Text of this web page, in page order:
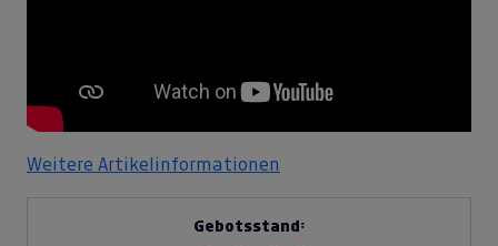
Weitere Artikelinformationen
Gebotsstand: